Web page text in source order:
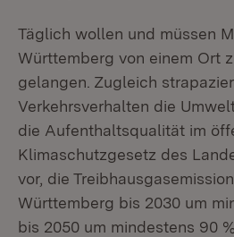
Täglich wollen und müssen
Württemberg von einem Ort
gelangen. Zugleich
Verkehrsverhalten die
die Aufenthaltsqualität im
Klimaschutzgesetz des
vor, die
Württemberg bis 2030 um
bis 2050 um mindestens 90